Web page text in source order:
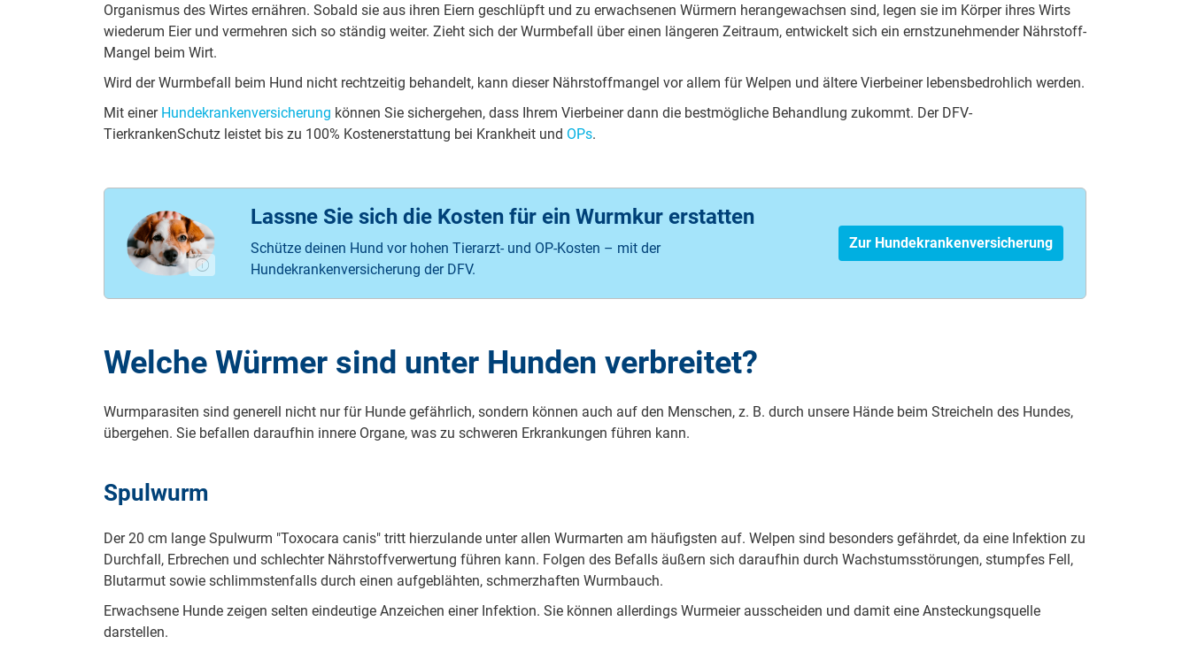
Entwurmungsschema
Wurmkur: Arten
Was kosten Wurmkuren?
Organismus des Wirtes ernähren. Sobald sie aus ihren Eiern geschlüpft und zu erwachsenen Würmern herangewachsen sind, legen sie im Körper ihres Wirts
wiederum Eier und vermehren sich so ständig weiter. Zieht sich der Wurmbefall über einen längeren Zeitraum, entwickelt sich ein ernstzunehmender Nährstoff-
Mangel beim Wirt.
Wird der Wurmbefall beim Hund nicht rechtzeitig behandelt, kann dieser Nährstoffmangel vor allem für Welpen und ältere Vierbeiner lebensbedrohlich werden.
Mit einer Hundekrankenversicherung können Sie sichergehen, dass Ihrem Vierbeiner dann die bestmögliche Behandlung zukommt. Der DFV-
TierkrankenSchutz leistet bis zu 100% Kostenerstattung bei Krankheit und OPs.
Lassne Sie sich die Kosten für ein Wurmkur erstatten
Schütze deinen Hund vor hohen Tierarzt- und OP-Kosten – mit der
Hundekrankenversicherung der DFV.
Zur Hundekrankenversicherung
Welche Würmer sind unter Hunden verbreitet?
Wurmparasiten sind generell nicht nur für Hunde gefährlich, sondern können auch auf den Menschen, z. B. durch unsere Hände beim Streicheln des Hundes,
übergehen. Sie befallen daraufhin innere Organe, was zu schweren Erkrankungen führen kann.
Spulwurm
Der 20 cm lange Spulwurm "Toxocara canis" tritt hierzulande unter allen Wurmarten am häufigsten auf. Welpen sind besonders gefährdet, da eine Infektion zu
Durchfall, Erbrechen und schlechter Nährstoffverwertung führen kann. Folgen des Befalls äußern sich daraufhin durch Wachstumsstörungen, stumpfes Fell,
Blutarmut sowie schlimmstenfalls durch einen aufgeblähten, schmerzhaften Wurmbauch.
Erwachsene Hunde zeigen selten eindeutige Anzeichen einer Infektion. Sie können allerdings Wurmeier ausscheiden und damit eine Ansteckungsquelle
darstellen.